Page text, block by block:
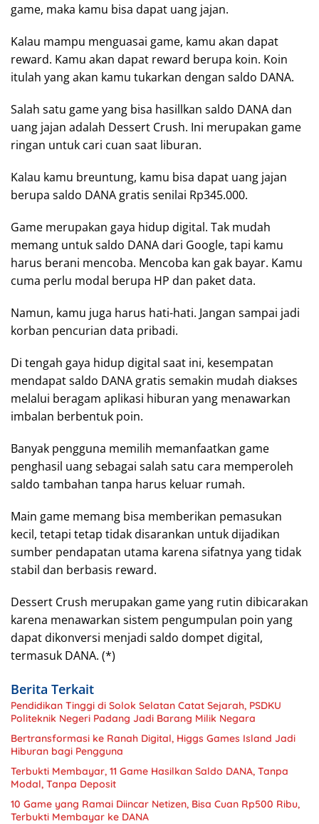
game, maka kamu bisa dapat uang jajan.
Kalau mampu menguasai game, kamu akan dapat
reward. Kamu akan dapat reward berupa koin. Koin
itulah yang akan kamu tukarkan dengan saldo DANA.
Salah satu game yang bisa hasillkan saldo DANA dan
uang jajan adalah Dessert Crush. Ini merupakan game
ringan untuk cari cuan saat liburan.
Kalau kamu breuntung, kamu bisa dapat uang jajan
berupa saldo DANA gratis senilai Rp345.000.
Game merupakan gaya hidup digital. Tak mudah
memang untuk saldo DANA dari Google, tapi kamu
harus berani mencoba. Mencoba kan gak bayar. Kamu
cuma perlu modal berupa HP dan paket data.
Namun, kamu juga harus hati-hati. Jangan sampai jadi
korban pencurian data pribadi.
Di tengah gaya hidup digital saat ini, kesempatan
mendapat saldo DANA gratis semakin mudah diakses
melalui beragam aplikasi hiburan yang menawarkan
imbalan berbentuk poin.
Banyak pengguna memilih memanfaatkan game
penghasil uang sebagai salah satu cara memperoleh
saldo tambahan tanpa harus keluar rumah.
Main game memang bisa memberikan pemasukan
kecil, tetapi tetap tidak disarankan untuk dijadikan
sumber pendapatan utama karena sifatnya yang tidak
stabil dan berbasis reward.
Dessert Crush merupakan game yang rutin dibicarakan
karena menawarkan sistem pengumpulan poin yang
dapat dikonversi menjadi saldo dompet digital,
termasuk DANA. (*)
Berita Terkait
Pendidikan Tinggi di Solok Selatan Catat Sejarah, PSDKU
Politeknik Negeri Padang Jadi Barang Milik Negara
Bertransformasi ke Ranah Digital, Higgs Games Island Jadi
Hiburan bagi Pengguna
Terbukti Membayar, 11 Game Hasilkan Saldo DANA, Tanpa
Modal, Tanpa Deposit
10 Game yang Ramai Diincar Netizen, Bisa Cuan Rp500 Ribu,
Terbukti Membayar ke DANA